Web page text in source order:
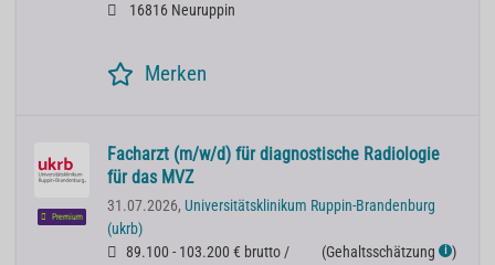
16816 Neuruppin
Merken
Premium
Facharzt (m/w/d) für diagnostische Radiologie
für das MVZ
31.07.2026, Universitätsklinikum Ruppin-Brandenburg
(ukrb)
89.100 - 103.200 € brutto /
(Gehaltsschätzung ℹ )